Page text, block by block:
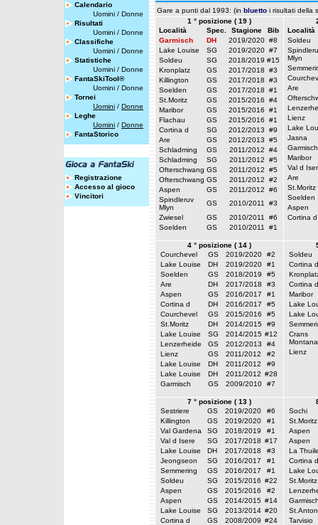
Calendario
Uomini / Donne
Risultati
Uomini / Donne
Classifiche
Uomini / Donne
Statistiche
Uomini / Donne
FantaSkiTool®
Uomini / Donne
Tornei
Uomini / Donne
Leghe
Uomini / Donne
FantaStorico
Registrazione
Accesso al gioco
Vincitori
Gare a punti dal 1993: (in bluetto i risultati della
1 ° posizione ( 19 )
Località
Spec. Stagione
Bib
Garmisch
DH 2019/2020 #8
Lake Louise
SG 2019/2020 #7
Soldeu
SG 2018/2019 #15
Kronplatz
GS 2017/2018
#3
Killington
GS 2017/2018
#3
Soelden
GS 2017/2018
#1
St.Moritz
GS 2015/2016
#4
Maribor
GS 2015/2016
#1
Flachau
GS 2015/2016
#1
Cortina d
SG 2012/2013
#9
Are
GS 2012/2013
#5
Schladming
GS 2011/2012
#4
Schladming
SG 2011/2012
#5
Ofterschwang GS 2011/2012
#5
Ofterschwang GS 2011/2012
#2
Aspen
GS 2011/2012
#6
Spindleruv
Mlyn
GS 2010/2011
#3
Zwiesel
GS 2010/2011
#6
Soelden
GS 2010/2011 #1
Località
Soldeu
Mlyn
Are
Lienz
Lake
Jasna
Garmisch
Maribor
Val d
Are
St.Moritz
Soelden
Aspen
Cortina d
4 ° posizione ( 14 )
Courchevel
GS 2019/2020
#2
Lake Louise
DH 2019/2020
#1
Soelden
GS 2018/2019
#5
Are
DH 2017/2018
#3
Aspen
GS 2016/2017
#1
Cortina d
DH 2016/2017
#5
Courchevel
GS 2015/2016
#5
St.Moritz
DH 2014/2015
#9
Lake Louise
SG 2014/2015 #12
Lenzerheide
GS 2012/2013
#4
Lienz
GS 2011/2012
#2
Lake Louise
DH 2011/2012
#9
Lake Louise
DH 2011/2012 #28
Garmisch
GS 2009/2010 #7
Soldeu
Cortina d
Cortina d
Maribor
Lake
Lake
Crans
Montana
Lienz
7 ° posizione ( 13 )
Sestriere
GS 2019/2020
#6
Killington
GS 2019/2020
#1
Val Gardena
SG 2018/2019
#1
Val d Isere
SG 2017/2018 #17
Lake Louise
DH 2017/2018
#3
Jeongseon
SG 2016/2017
#1
Semmering
GS 2016/2017
#1
Soldeu
SG 2015/2016 #22
Aspen
GS 2015/2016
#2
Aspen
GS 2014/2015 #14
Lake Louise
SG 2013/2014 #20
Cortina d
GS 2008/2009 #24
Sochi
St.Moritz
Aspen
Aspen
La
Cortina d
Lake
St.Moritz
St.Anton
Tarvisio